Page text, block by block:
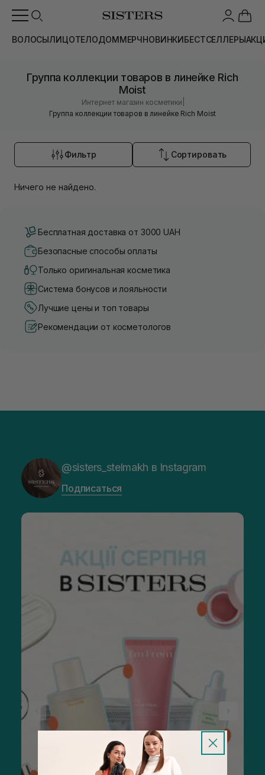
ВОЛОСЫЛИЦОТЕЛОДОММЕРЧНОВИНКИБЕСТСЕЛЛЕРЫ
Группа коллекции товаров в линейке Rich
Moist
Интернет магазин косметики
Группа коллекции товаров в линейке Rich Moist
Фильтр Сортировать
Ничего не найдено.
Бесплатная доставка от 3000 UAH
Безопасные способы оплаты
Только оригинальная косметика
Система бонусов и лояльности
Лучшие цены и топ товары
Рекомендации от косметологов
@sisters_stelmakh в Instagram
Подписаться